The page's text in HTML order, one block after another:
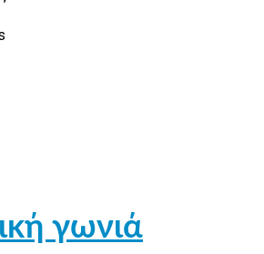
γωνιά